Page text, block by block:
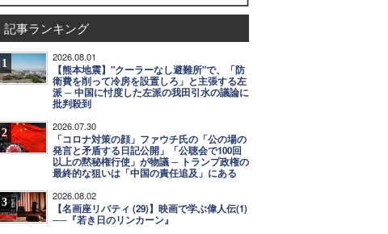
記事ランキング
1 2026.08.01
【熊本地震】"クーラーなし避難所"で、「防
衛費を削って冷房を設置しろ」と主張する左
派 ─ 中国に忖度した左派の我田引水の議論に
批判殺到
2 2026.07.30
「コロナ対策の顔」ファウチ氏の「公の場の
発言と矛盾する日記公開」「公聴会で100回
以上の黙秘権行使」が物議 ─ トランプ政権の
最終的な狙いは「中国の責任追及」にある
3 2026.08.02
【名画座リバティ (29)】映画で学ぶ偉人伝(1)
──『若き日のリンカーン』